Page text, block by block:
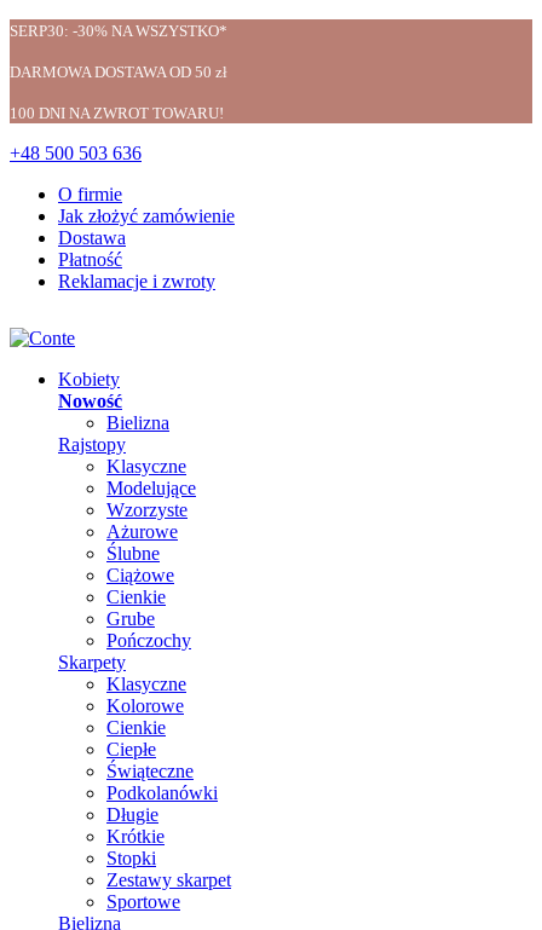
SERP30: -30% NA WSZYSTKO*
DARMOWA DOSTAWA OD 50 zł
100 DNI NA ZWROT TOWARU!
+48 500 503 636
O firmie
Jak złożyć zamówienie
Dostawa
Płatność
Reklamacje i zwroty
Kobiety
Nowość
Bielizna
Rajstopy
Klasyczne
Modelujące
Wzorzyste
Ażurowe
Ślubne
Ciążowe
Cienkie
Grube
Pończochy
Skarpety
Klasyczne
Kolorowe
Cienkie
Ciepłe
Świąteczne
Podkolanówki
Długie
Krótkie
Stopki
Zestawy skarpet
Sportowe
Bielizna